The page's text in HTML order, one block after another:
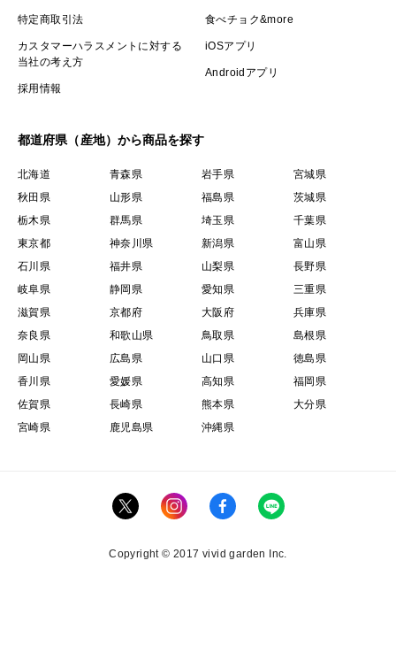
特定商取引法
カスタマーハラスメントに対する
当社の考え方
採用情報
食べチョク&more
iOSアプリ
Androidアプリ
都道府県（産地）から商品を探す
北海道 青森県 岩手県
宮城県
秋田県
山形県 福島県
茨城県
栃木県
群馬県 埼玉県
千葉県
東京都
神奈川県 新潟県
富山県
石川県
福井県 山梨県
長野県
岐阜県
静岡県 愛知県
三重県
滋賀県
京都府 大阪府
兵庫県
奈良県
和歌山県 鳥取県
島根県
岡山県
広島県 山口県
徳島県
香川県
愛媛県 高知県
福岡県
佐賀県
長崎県 熊本県
大分県
宮崎県
鹿児島県 沖縄県
Copyright © 2017 vivid garden Inc.